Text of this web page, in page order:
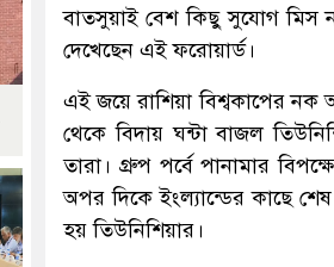
বাতসুয়াই বেশ কিছু সুযোগ মিস
দেখেছেন এই ফরোয়ার্ড।
এই জয়ে রাশিয়া বিশ্বকাপের নক
থেকে বিদায় ঘন্টা বাজল
তারা। গ্রুপ পর্বে পানামার
অপর দিকে ইংল্যান্ডের কাছে
হয় তিউনিশিয়ার।